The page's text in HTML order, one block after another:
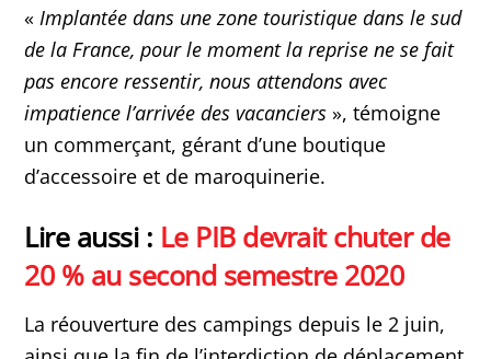
« Implantée dans une zone touristique dans le sud
de la France, pour le moment la reprise ne se fait
pas encore ressentir, nous attendons avec
impatience l’arrivée des vacanciers », témoigne
un commerçant, gérant d’une boutique
d’accessoire et de maroquinerie.
Lire aussi : Le PIB devrait chuter de
20 % au second semestre 2020
La réouverture des campings depuis le 2 juin,